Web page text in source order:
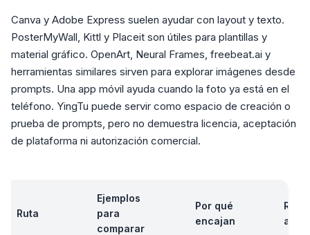
Canva y Adobe Express suelen ayudar con layout y texto.
PosterMyWall, Kittl y Placeit son útiles para plantillas y
material gráfico. OpenArt, Neural Frames, freebeat.ai y
herramientas similares sirven para explorar imágenes desde
prompts. Una app móvil ayuda cuando la foto ya está en el
teléfono. YingTu puede servir como espacio de creación o
prueba de prompts, pero no demuestra licencia, aceptación
de plataforma ni autorización comercial.
Ruta
Ejemplos
para
comparar
Por qué
encajan